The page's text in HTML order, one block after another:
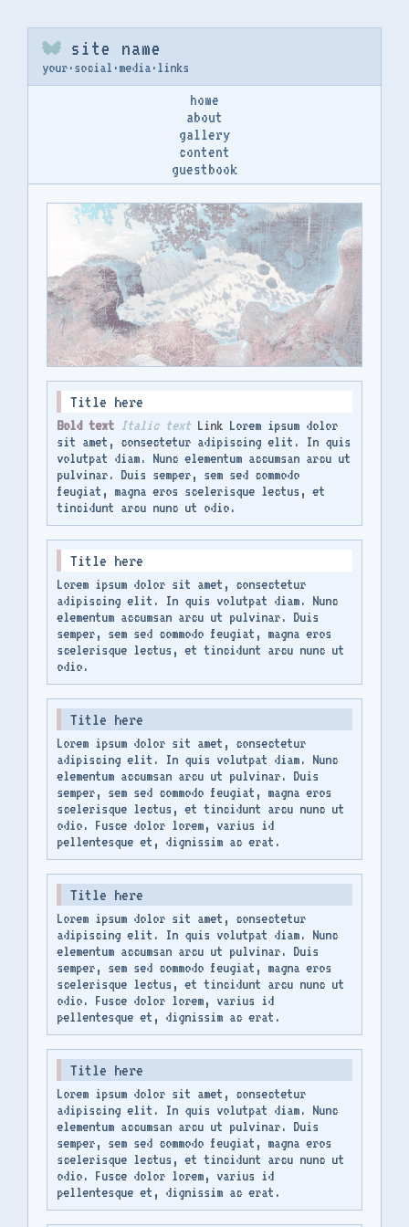
site name
your·social ·media·links
home
about
gallery
content
guestbook
Title here
Bold text Italic text Link Lorem ipsum dolor
sit amet, consectetur adipiscing elit. In quis
volutpat diam. Nunc elementum accumsan arcu ut
pulvinar. Duis semper, sem sed commodo
feugiat, magna eros scelerisque lectus, et
tincidunt arcu nunc ut odio.
Title here
Lorem ipsum dolor sit amet, consectetur
adipiscing elit. In quis volutpat diam. Nunc
elementum accumsan arcu ut pulvinar. Duis
semper, sem sed commodo feugiat, magna eros
scelerisque lectus, et tincidunt arcu nunc ut
odio.
Title here
Lorem ipsum dolor sit amet, consectetur
adipiscing elit. In quis volutpat diam. Nunc
elementum accumsan arcu ut pulvinar. Duis
semper, sem sed commodo feugiat, magna eros
scelerisque lectus, et tincidunt arcu nunc ut
odio. Fusce dolor lorem, varius id
pellentesque et, dignissim ac erat.
Title here
Lorem ipsum dolor sit amet, consectetur
adipiscing elit. In quis volutpat diam. Nunc
elementum accumsan arcu ut pulvinar. Duis
semper, sem sed commodo feugiat, magna eros
scelerisque lectus, et tincidunt arcu nunc ut
odio. Fusce dolor lorem, varius id
pellentesque et, dignissim ac erat.
Title here
Lorem ipsum dolor sit amet, consectetur
adipiscing elit. In quis volutpat diam. Nunc
elementum accumsan arcu ut pulvinar. Duis
semper, sem sed commodo feugiat, magna eros
scelerisque lectus, et tincidunt arcu nunc ut
odio. Fusce dolor lorem, varius id
pellentesque et, dignissim ac erat.